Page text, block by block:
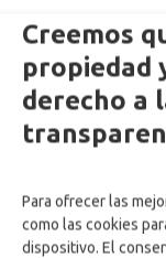
Creemos
propiedad
derecho a
Para ofrecer las
como las cookies
dispositivo. El